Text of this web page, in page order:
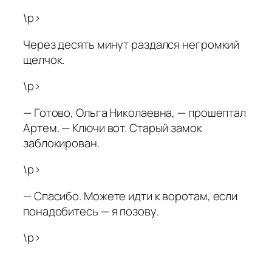
\p>
Через десять минут раздался негромкий
щелчок.
\p>
— Готово, Ольга Николаевна, — прошептал
Артем. — Ключи вот. Старый замок
заблокирован.
\p>
— Спасибо. Можете идти к воротам, если
понадобитесь — я позову.
\p>